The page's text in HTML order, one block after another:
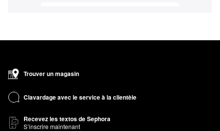
Trouver un magasin
Clavardage avec le service à la clientèle
Recevez les textos de Sephora
S’inscrire maintenant